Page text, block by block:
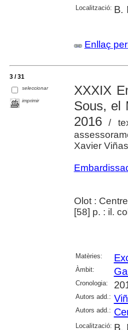
Localització: B.
Enllaç
3 / 31
seleccionar
imprimir
XXXIX
Sous, el
2016/
Xavier Viñas
Olot :
[58] p. : il.
Matèries:
Àmbit:
Cronologia:
Autors add.:
Autors add.:
Localització: B.